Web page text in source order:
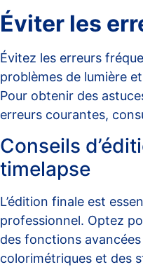
Éviter les
Évitez les erreurs
problèmes de lumière
Pour obtenir des
erreurs courantes,
Conseils
timelapse
L’édition finale est
professionnel. Optez
des fonctions
colorimétriques et des